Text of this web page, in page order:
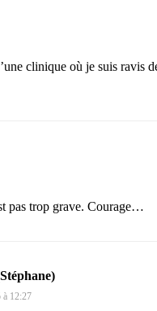
clinique où je suis ravis
pas trop grave. Courage…
à 12:27